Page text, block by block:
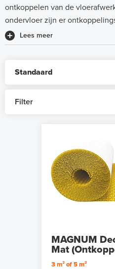
ontkoppelen van de
ondervloer zijn er
Lees meer
Filter
MAGNUM
Mat
3 m² of 5 m²